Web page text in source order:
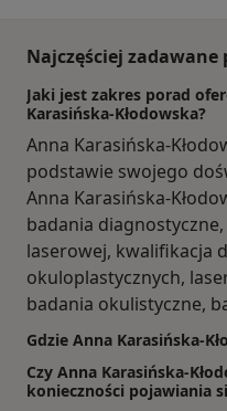
Najczęściej zadawane
Jaki jest zakres porad
Karasińska-Kłodowska?
Anna Karasińska-
podstawie swojego
Anna Karasińska-
badania
laserowej, kwalifikacja
okuloplastycznych,
badania okulistyczne,
Gdzie Anna Karasińska-
Czy Anna Karasińska-
konieczności pojawiania